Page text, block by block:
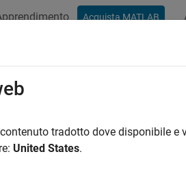
Acquista MATLAB
tradotto dove disponibile e
United States.